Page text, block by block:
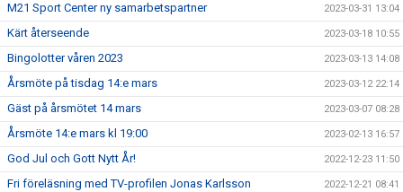
M21 Sport Center ny samarbetspartner 2023-03-31 13:04
Kärt återseende 2023-03-18 10:55
Bingolotter våren 2023 2023-03-13 14:08
Årsmöte på tisdag 14:e mars 2023-03-12 22:14
Gäst på årsmötet 14 mars 2023-03-07 08:28
Årsmöte 14:e mars kl 19:00 2023-02-13 16:57
God Jul och Gott Nytt År! 2022-12-23 11:50
Fri föreläsning med TV-profilen Jonas Karlsson 2022-12-21 08:41